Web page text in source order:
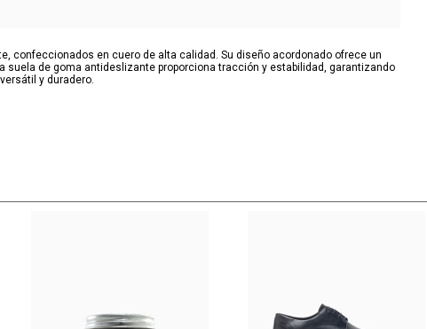
confeccionados en cuero de alta calidad. Su diseño acordonado ofrece un
de goma antideslizante proporciona tracción y estabilidad, garantizando
y duradero.